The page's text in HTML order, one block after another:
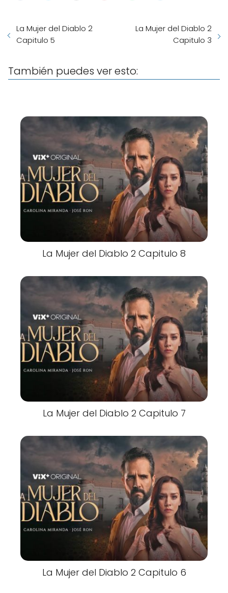
La Mujer del Diablo 2
Capitulo 5
La Mujer del Diablo 2
Capitulo 3
También puedes ver esto:
La Mujer del Diablo 2 Capitulo 8
La Mujer del Diablo 2 Capitulo 7
La Mujer del Diablo 2 Capitulo 6